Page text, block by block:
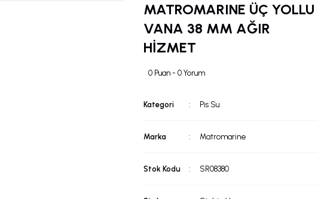
MATROMARINE ÜÇ YOLLU
VANA 38 MM AĞIR
HİZMET
0 Puan - 0 Yorum
Kategori Pis Su
Marka Matromarine
Stok Kodu SR08380